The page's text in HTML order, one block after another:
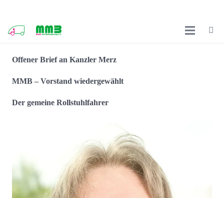
Offener Brief an Kanzler Merz
MMB – Vorstand wiedergewählt
Der gemeine Rollstuhlfahrer